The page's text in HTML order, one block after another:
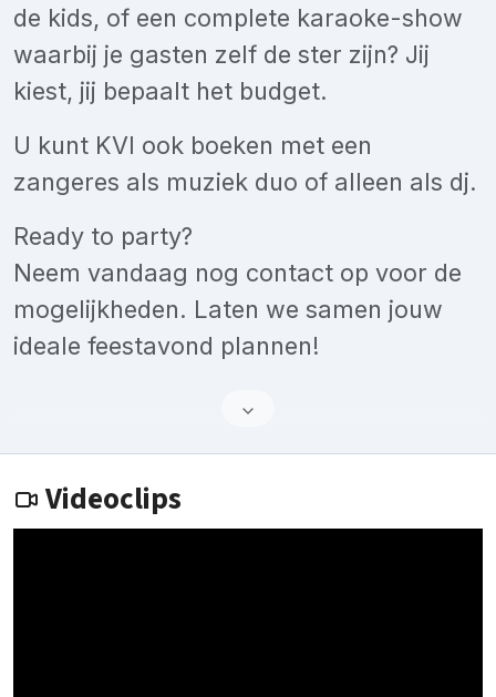
de kids, of een complete karaoke-show
waarbij je gasten zelf de ster zijn? Jij
kiest, jij bepaalt het budget.
U kunt KVl ook boeken met een
zangeres als muziek duo of alleen als dj.
Ready to party?
Neem vandaag nog contact op voor de
mogelijkheden. Laten we samen jouw
ideale feestavond plannen!
Videoclips